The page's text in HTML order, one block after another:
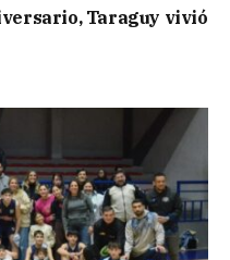
Taraguy vivió